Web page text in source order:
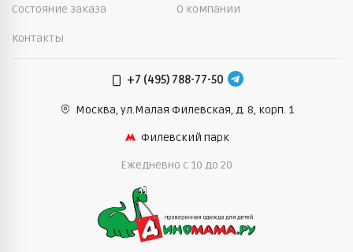
Состояние заказа О компании
Контакты
+7 (495) 788-77-50
Москва, ул.Малая Филевская, д. 8, корп. 1
Филевский парк
Ежедневно c 10 до 20